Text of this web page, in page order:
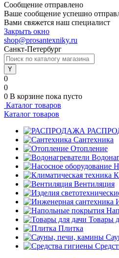
Сообщение отправлено
Ваше сообщение успешно
Вами свяжется наш специалист
Закрыть окно
shop@prosantexniky.ru
Санкт-Петербург
0
0
0 В корзине пока пусто
Каталог товаров
Каталог товаров
Сантехника
Отопление
Вентиляция
Товары
Плитка